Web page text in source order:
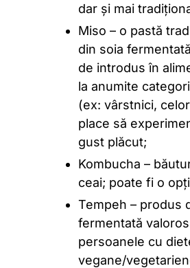
dar și mai
Miso – o pastă
din soia
de introdus în
la anumite
(ex: vârstnici,
place să
gust plăcut;
Kombucha –
ceai; poate fi o
Tempeh – produs
fermentată
persoanele cu
vegane/